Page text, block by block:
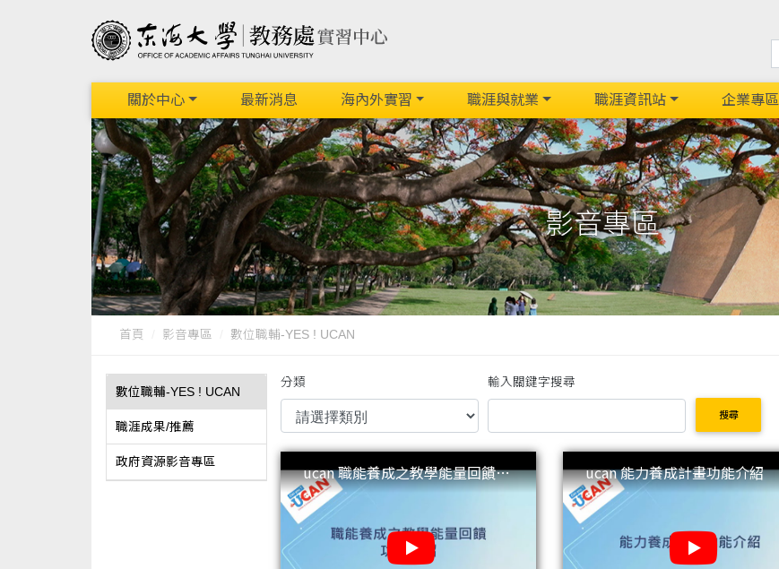
關於中心 最新消息 海內外實習 職涯與就業 職涯資訊站 企業專區
影音專區
首頁 影音專區 數位職輔-YES ! UCAN
數位職輔-YES ! UCAN
職涯成果/推薦
政府資源影音專區
分類 輸入關鍵字搜尋
搜尋
ucan 職能養成之教學能量回饋功
能介紹
ucan 能力養成計畫功能介紹